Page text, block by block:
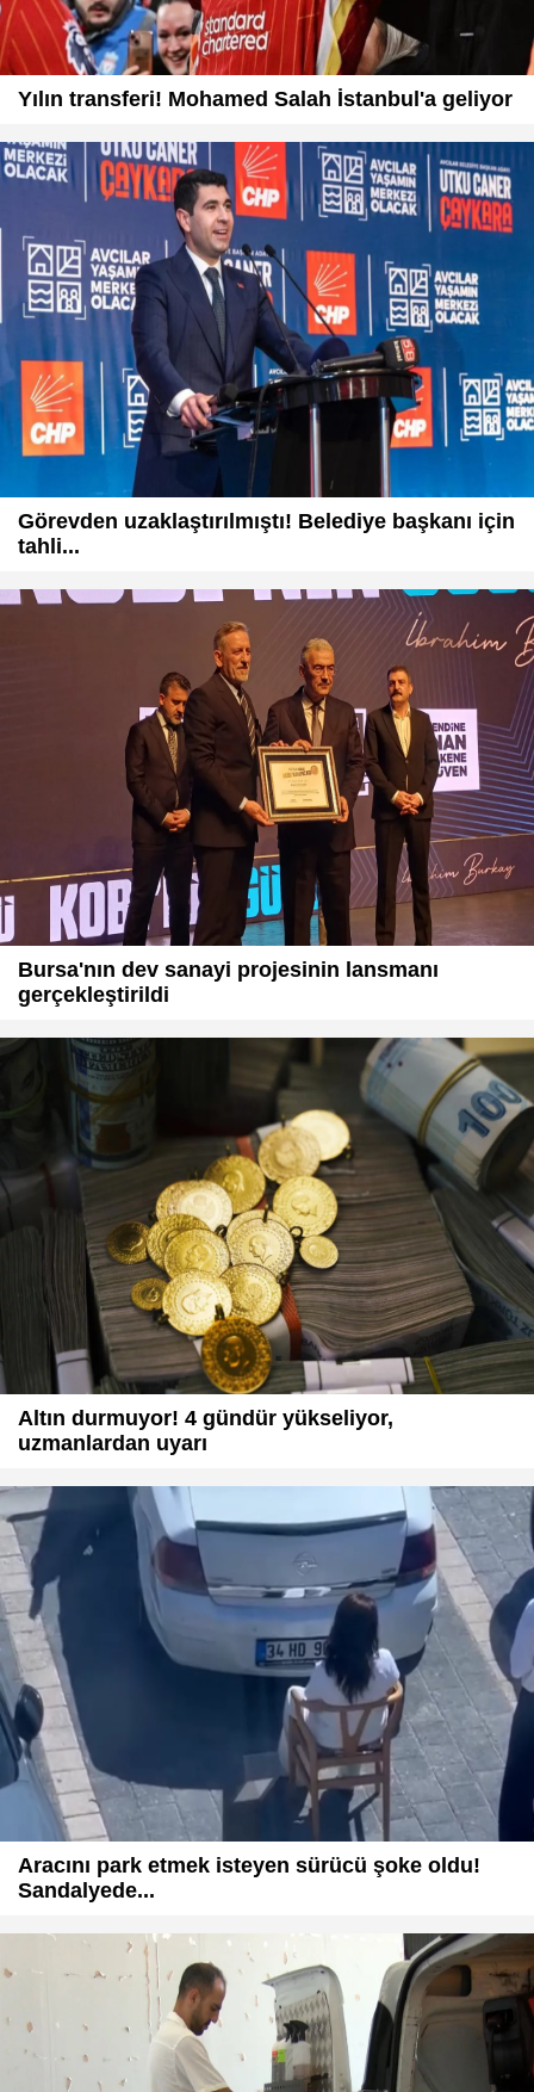
Yılın transferi! Mohamed Salah İstanbul'a geliyor
Görevden uzaklaştırılmıştı! Belediye başkanı için
tahli...
Bursa'nın dev sanayi projesinin lansmanı
gerçekleştirildi
Altın durmuyor! 4 gündür yükseliyor,
uzmanlardan uyarı
Aracını park etmek isteyen sürücü şoke oldu!
Sandalyede...